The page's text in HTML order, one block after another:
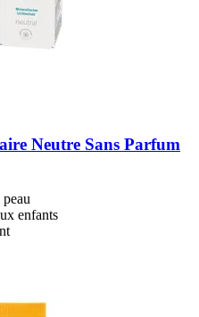
Neutre Sans Parfum
enfants